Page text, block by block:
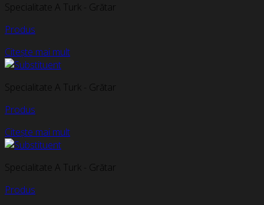
Specialitate A Turk - Grătar
Produs
Citește mai mult
Specialitate A Turk - Grătar
Produs
Citește mai mult
Specialitate A Turk - Grătar
Produs